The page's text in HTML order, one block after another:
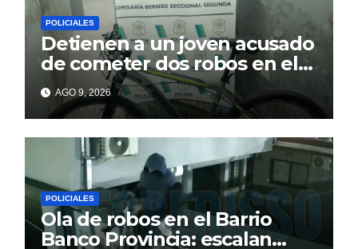
POLICIALES
Detienen a un joven acusado
de cometer dos robos en el
barrio Banco Provincia
AGO 9, 2026
POLICIALES
Ola de robos en el Barrio
Banco Provincia: escalan